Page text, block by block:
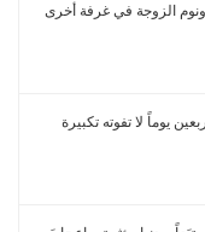
الزوجة في غرفة أخرى
يوماً لا تفوته تكبيرة